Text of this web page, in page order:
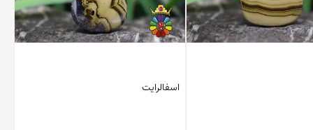
اسفالرایت